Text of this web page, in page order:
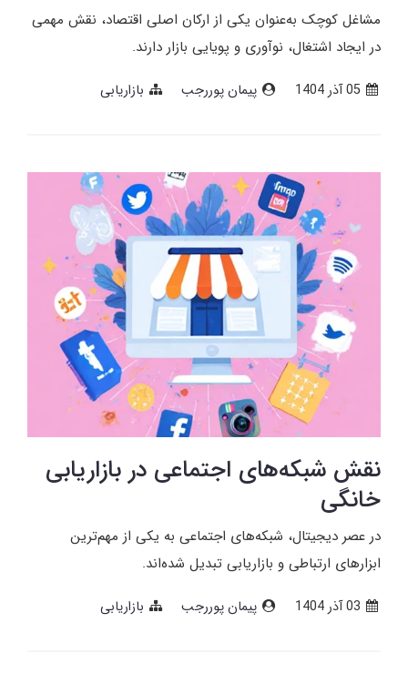
مشاغل کوچک به‌عنوان یکی از ارکان اصلی اقتصاد، نقش مهمی
در ایجاد اشتغال، نوآوری و پویایی بازار دارند.
05 آذر 1404 پیمان پوررجب بازاریابی
نقش شبکه‌های اجتماعی در بازاریابی
خانگی
در عصر دیجیتال، شبکه‌های اجتماعی به یکی از مهم‌ترین
ابزارهای ارتباطی و بازاریابی تبدیل شده‌اند.
03 آذر 1404 پیمان پوررجب بازاریابی